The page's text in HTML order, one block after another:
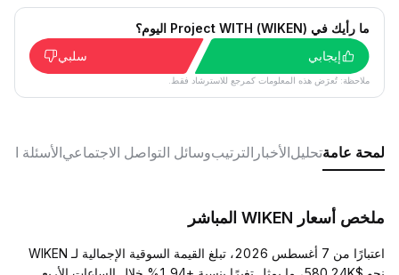
ما رأيك في Project WITH (WIKEN) اليوم؟
إيجابي
سلبي
ملاحظة: تُعرَض هذه المعلومات كمرجع للاسترشاد فقط.
لمحة عامةتحليلالأخبار الترتيبوسائل التواصل الاجتماعيالأسئلة
ملخص أسعار WIKEN المباشر
اعتبارًا من 7 أغسطس 2026، تبلغ القيمة السوقية الإجمالية لـ WIKEN